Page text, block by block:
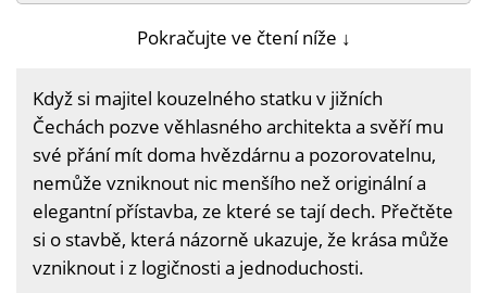
Pokračujte ve čtení níže ↓
Když si majitel kouzelného statku v jižních
Čechách pozve věhlasného architekta a svěří mu
své přání mít doma hvězdárnu a pozorovatelnu,
nemůže vzniknout nic menšího než originální a
elegantní přístavba, ze které se tají dech. Přečtěte
si o stavbě, která názorně ukazuje, že krása může
vzniknout i z logičnosti a jednoduchosti.